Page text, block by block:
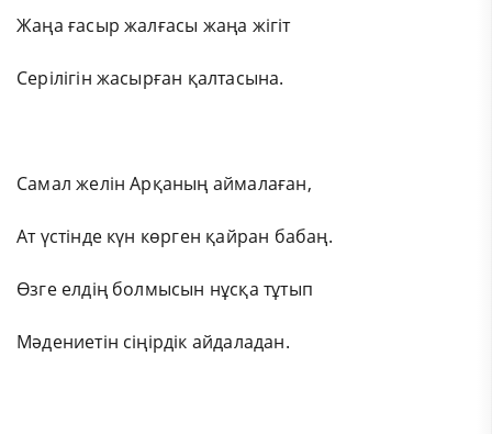
Жаңа ғасыр жалғасы жаңа жігіт
Серілігін жасырған қалтасына.
Самал желін Арқаның аймалаған,
Ат үстінде күн көрген қайран бабаң.
Өзге елдің болмысын нұсқа тұтып
Мәдениетін сіңірдік айдаладан.